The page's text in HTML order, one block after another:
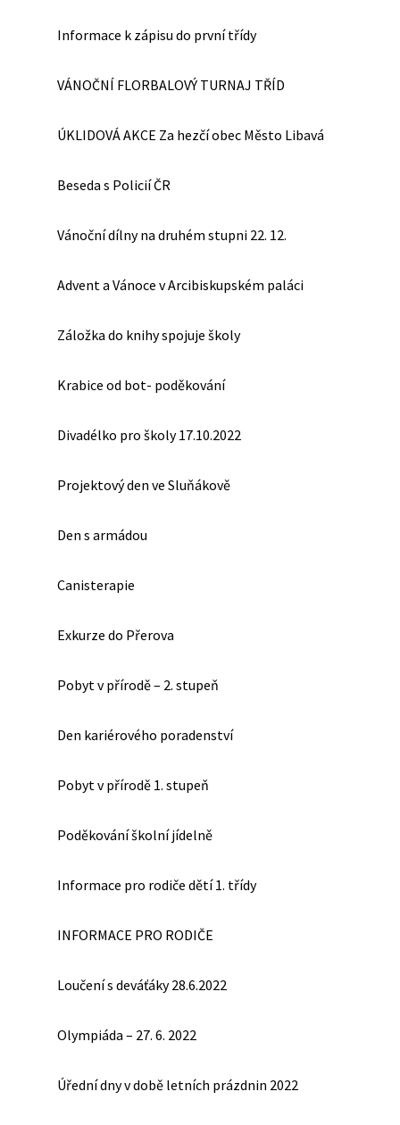
Informace k zápisu do první třídy
VÁNOČNÍ FLORBALOVÝ TURNAJ TŘÍD
ÚKLIDOVÁ AKCE Za hezčí obec Město Libavá
Beseda s Policií ČR
Vánoční dílny na druhém stupni 22. 12.
Advent a Vánoce v Arcibiskupském paláci
Záložka do knihy spojuje školy
Krabice od bot- poděkování
Divadélko pro školy 17.10.2022
Projektový den ve Sluňákově
Den s armádou
Canisterapie
Exkurze do Přerova
Pobyt v přírodě – 2. stupeň
Den kariérového poradenství
Pobyt v přírodě 1. stupeň
Poděkování školní jídelně
Informace pro rodiče dětí 1. třídy
INFORMACE PRO RODIČE
Loučení s deváťáky 28.6.2022
Olympiáda – 27. 6. 2022
Úřední dny v době letních prázdnin 2022